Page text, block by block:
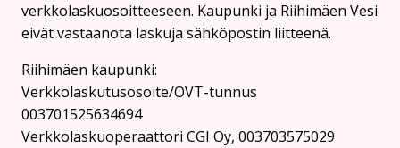
verkkolaskuosoitteeseen. Kaupunki ja Riihimäen Vesi
eivät vastaanota laskuja sähköpostin liitteenä.
Riihimäen kaupunki:
Verkkolaskutusosoite/OVT-tunnus
003701525634694
Verkkolaskuoperaattori CGI Oy, 003703575029